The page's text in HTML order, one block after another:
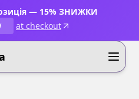
— 15% ЗНИЖКИ
at checkout